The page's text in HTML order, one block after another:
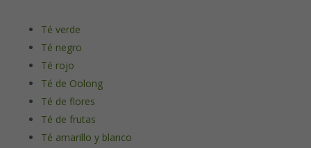
Té verde
Té negro
Té rojo
Té de Oolong
Té de flores
Té de frutas
Té amarillo y blanco